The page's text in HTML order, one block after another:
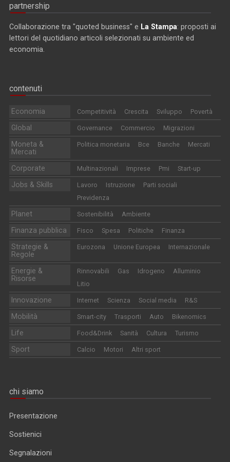
partnership
Collaborazione tra "quoted business" e La Stampa: proposti ai
lettori del quotidiano articoli selezionati su ambiente ed
economia.
contenuti
Economia Competitività Crescita Sviluppo Povertà
Global Governance Commercio Migrazioni
Moneta &
Mercati
Politica monetaria Bce Banche Mercati
Corporate Multinazionali Imprese Pmi Start-up
Jobs & Skills Lavoro Istruzione
Parti sociali
Previdenza
Planet Sostenibilità Ambiente
Finanza pubblica Fisco Spesa Politiche Finanza
Strategie &
Regole
Eurozona Unione Europea Internazionale
Energie &
Risorse
Rinnovabili Gas Idrogeno
Alluminio
Litio
Innovazione Internet Scienza Social media R&S
Mobilità Smart-city Trasporti Auto Bikenomics
Life Food&Drink Sanità Cultura Turismo
Sport Calcio Motori Altri sport
chi siamo
Presentazione
Sostienici
Segnalazioni